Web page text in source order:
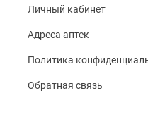
Личный кабинет
Адреса аптек
Политика
Обратная связь